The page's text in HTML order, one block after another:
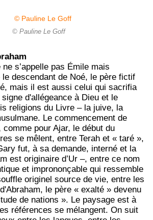
© Pauline Le Goff
s’appelle pas Émile mais
descendant de Noé, le père fictif
mais il est aussi celui qui sacrifia
d'allégeance à Dieu et le
religions du Livre – la juive, la
Le commencement de
comme pour Ajar, le début du
se mêlent, entre Terah et « taré »,
fut, à sa demande, interné et la
est originaire d’Ur –, entre ce nom
et imprononçable qui ressemble
originel source de vie, entre les
le père « exalté » devenu
de nations ». Le paysage est à
références se mélangent. On suit